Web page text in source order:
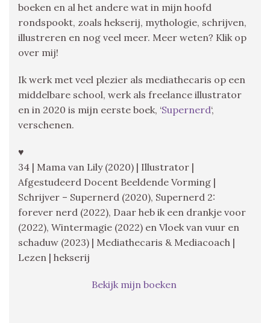
boeken en al het andere wat in mijn hoofd
rondspookt, zoals hekserij, mythologie, schrijven,
illustreren en nog veel meer. Meer weten? Klik op
over mij!
Ik werk met veel plezier als mediathecaris op een
middelbare school, werk als freelance illustrator
en in 2020 is mijn eerste boek, ‘Supernerd‘,
verschenen.
♥
34 | Mama van Lily (2020) | Illustrator |
Afgestudeerd Docent Beeldende Vorming |
Schrijver – Supernerd (2020), Supernerd 2:
forever nerd (2022), Daar heb ik een drankje voor
(2022), Wintermagie (2022) en Vloek van vuur en
schaduw (2023) | Mediathecaris & Mediacoach |
Lezen | hekserij
Bekijk mijn boeken